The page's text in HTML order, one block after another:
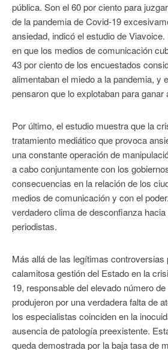
pública. Son el 60 por ciento para
de la pandemia de Covid-19
ansiedad, indicó el estudio de
en que los medios de comunicación
43 por ciento de los encuestados
alimentaban el miedo a la pandemia, y
pensaron que lo explotaban para ganar
Por último, el estudio muestra que la
tratamiento mediático que provoca
una constante operación de
a cabo conjuntamente con los
consecuencias en la relación de los
medios de comunicación y con el
verdadero clima de desconfianza
periodistas.
Más allá de las legítimas controversias
calamitosa gestión del Estado en la
19, responsable del elevado número
produjeron por una verdadera falta de
los especialistas coinciden en la
ausencia de patología preexistente.
queda demostrada por la baja tasa de